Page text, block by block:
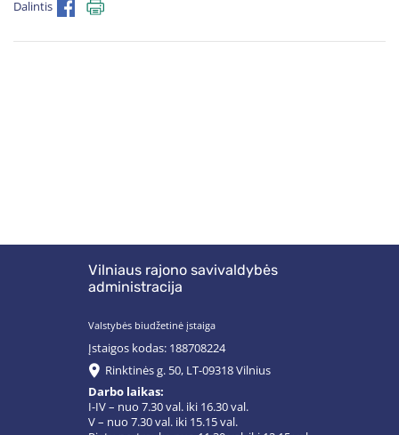
Dalintis
Vilniaus rajono savivaldybės
administracija
Valstybės biudžetinė įstaiga
Įstaigos kodas: 188708224
Rinktinės g. 50, LT-09318 Vilnius
Darbo laikas:
I-IV – nuo 7.30 val. iki 16.30 val.
V – nuo 7.30 val. iki 15.15 val.